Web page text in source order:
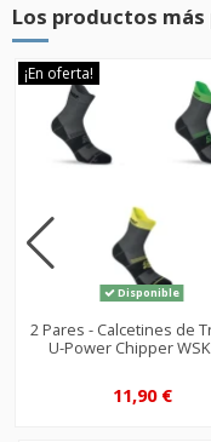
Los productos
¡En oferta!
Disponible
2 Pares - Calcetines de
U-Power Chipper
11,90 €